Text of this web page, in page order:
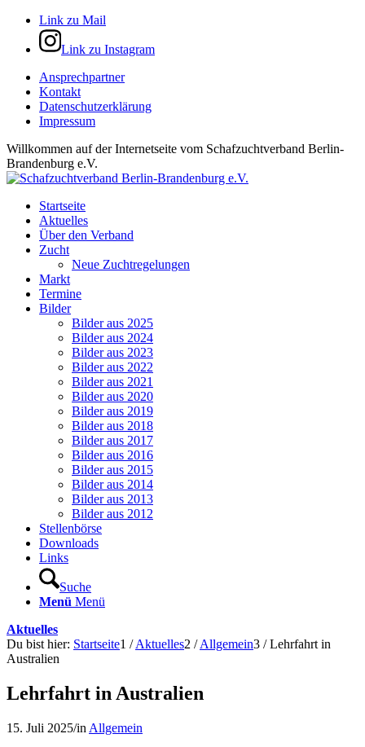
Link zu Mail
Link zu Instagram
Ansprechpartner
Kontakt
Datenschutzerklärung
Impressum
Willkommen auf der Internetseite vom Schafzuchtverband Berlin-
Brandenburg e.V.
Startseite
Aktuelles
Über den Verband
Zucht
Neue Zuchtregelungen
Markt
Termine
Bilder
Bilder aus 2025
Bilder aus 2024
Bilder aus 2023
Bilder aus 2022
Bilder aus 2021
Bilder aus 2020
Bilder aus 2019
Bilder aus 2018
Bilder aus 2017
Bilder aus 2016
Bilder aus 2015
Bilder aus 2014
Bilder aus 2013
Bilder aus 2012
Stellenbörse
Downloads
Links
Suche
Menü Menü
Aktuelles
Du bist hier: Startseite1 / Aktuelles2 / Allgemein3 / Lehrfahrt in
Australien
Lehrfahrt in Australien
15. Juli 2025/in Allgemein